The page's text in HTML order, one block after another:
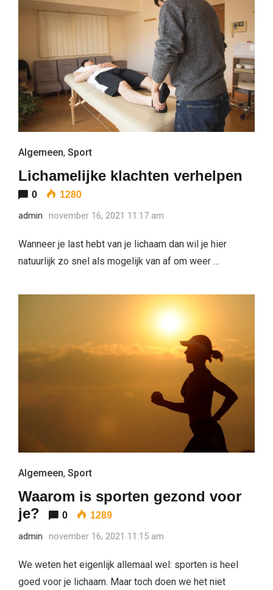
Algemeen, Sport
Lichamelijke klachten verhelpen
0 1280
admin november 16, 2021 11:17 am
Wanneer je last hebt van je lichaam dan wil je hier
natuurlijk zo snel als mogelijk van af om weer …
Algemeen, Sport
Waarom is sporten gezond voor
je?
0 1289
admin november 16, 2021 11:15 am
We weten het eigenlijk allemaal wel: sporten is heel
goed voor je lichaam. Maar toch doen we het niet